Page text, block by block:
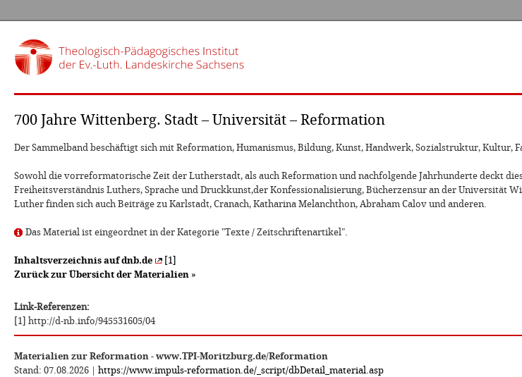
700 Jahre Wittenberg. Stadt – Universität – Reformation
Der Sammelband beschäftigt sich mit Reformation, Humanismus, Bildung, Kunst, Handwerk, Sozialstruktur,
Sowohl die vorreformatorische Zeit der Lutherstadt, als auch Reformation und nachfolgende Jahrhunderte deckt
Freiheitsverständnis Luthers, Sprache und Druckkunst,der Konfessionalisierung, Bücherzensur an der Universität
Luther finden sich auch Beiträge zu Karlstadt, Cranach, Katharina Melanchthon, Abraham Calov und anderen.
Das Material ist eingeordnet in der Kategorie "Texte / Zeitschriftenartikel".
Inhaltsverzeichnis auf dnb.de
[1]
Zurück zur Übersicht der Materialien »
Link-Referenzen:
[1] http://d-nb.info/945531605/04
Materialien zur Reformation - www.TPI-Moritzburg.de/Reformation
Stand: 07.08.2026 | https://www.impuls-reformation.de/_script/dbDetail_material.asp